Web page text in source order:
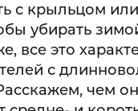
с крыльцом
убирать
все это
с
чем